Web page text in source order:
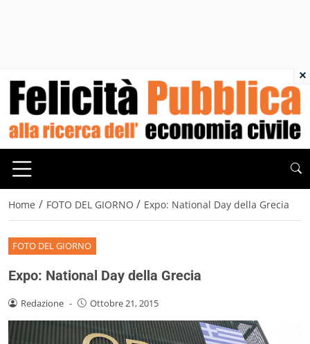
Home / FOTO DEL GIORNO / Expo: National Day della Grecia
FOTO DEL GIORNO
Expo: National Day della Grecia
Redazione - Ottobre 21, 2015
×